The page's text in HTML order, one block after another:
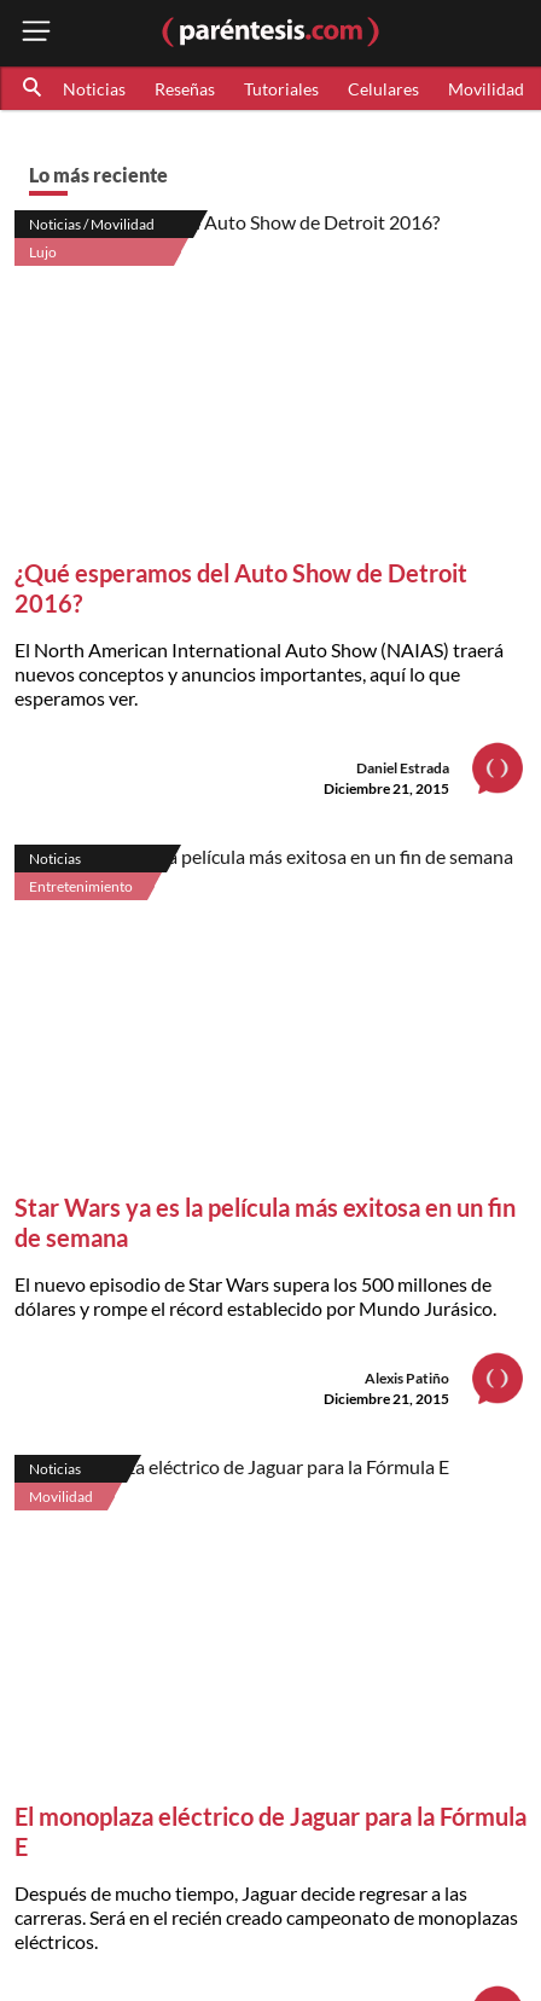
Noticias Reseñas Tutoriales Celulares Movilidad
Lo más reciente
Noticias / Movilidad
Lujo
¿Qué esperamos del Auto Show de Detroit
2016?
El North American International Auto Show (NAIAS) traerá
nuevos conceptos y anuncios importantes, aquí lo que
esperamos ver.
Daniel Estrada
Diciembre 21, 2015
Noticias
Entretenimiento
Star Wars ya es la película más exitosa en un fin
de semana
El nuevo episodio de Star Wars supera los 500 millones de
dólares y rompe el récord establecido por Mundo Jurásico.
Alexis Patiño
Diciembre 21, 2015
Noticias
Movilidad
El monoplaza eléctrico de Jaguar para la Fórmula
E
Después de mucho tiempo, Jaguar decide regresar a las
carreras. Será en el recién creado campeonato de monoplazas
eléctricos.